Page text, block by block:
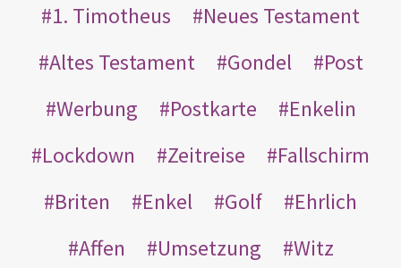
1. Timotheus
Neues Testament
Altes Testament
Gondel
Post
Werbung
Postkarte
Enkelin
Lockdown
Zeitreise
Fallschirm
Briten
Enkel Golf
Ehrlich
Affen
Umsetzung
Witz